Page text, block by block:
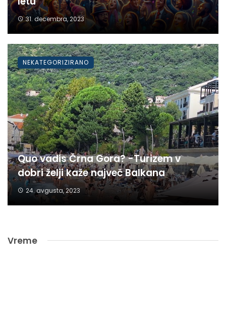
31. decembra, 2023
Quo vadis Črna Gora? -Turizem v
dobri želji kaže največ Balkana
24. avgusta, 2023
NEKATEGORIZIRANO
Vreme